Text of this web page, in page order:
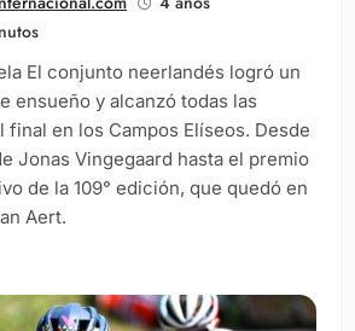
El conjunto neerlandés logró un
ensueño y alcanzó todas las
en los Campos Elíseos. Desde
Jonas Vingegaard hasta el premio
de la 109° edición, que quedó en
Aert.